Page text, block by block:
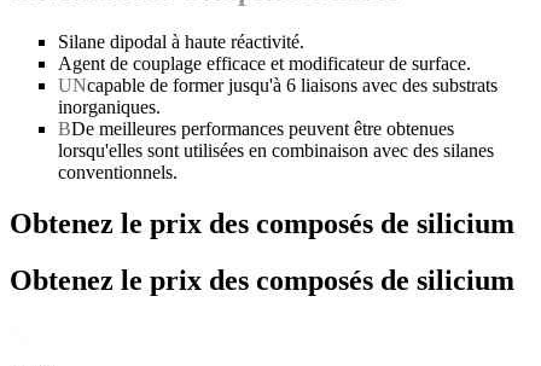
Silane dipodal à haute réactivité.
Agent de couplage efficace et modificateur de surface.
UNcapable de former jusqu'à 6 liaisons avec des substrats
inorganiques.
BDe meilleures performances peuvent être obtenues
lorsqu'elles sont utilisées en combinaison avec des silanes
conventionnels.
Obtenez le prix des composés de silicium
Obtenez le prix des composés de silicium